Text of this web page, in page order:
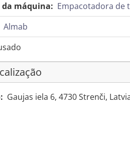
da máquina: Empacotadora de
Almab
Gaujas iela 6, 4730 Strenči,